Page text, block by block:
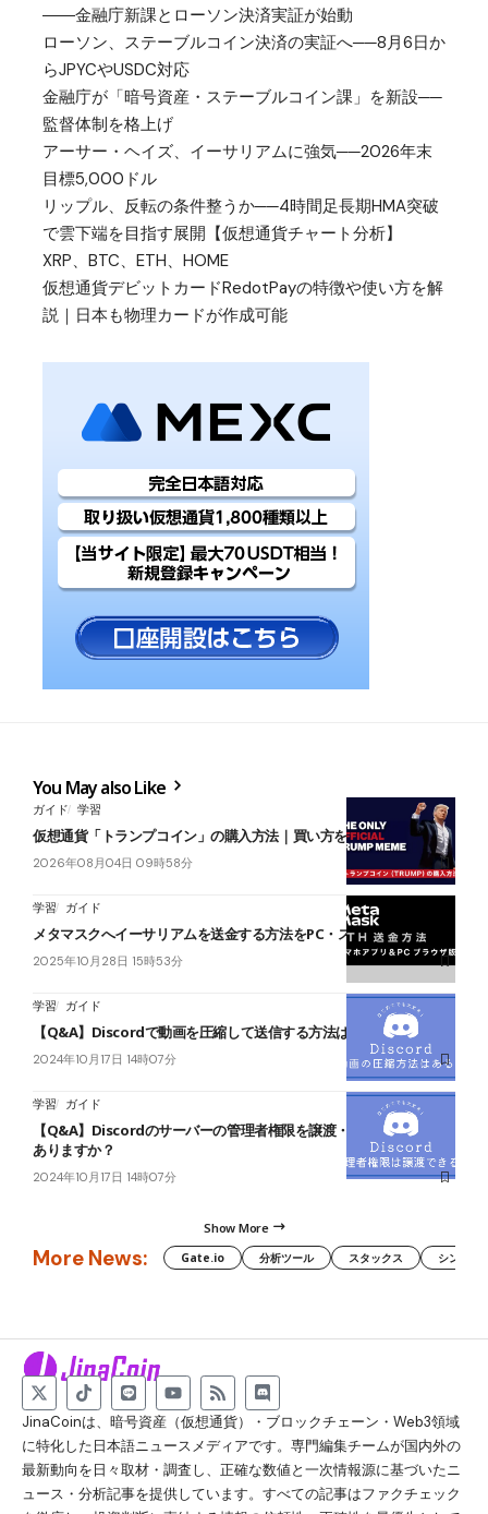
――金融庁新課とローソン決済実証が始動
ローソン、ステーブルコイン決済の実証へ──8月6日か
らJPYCやUSDC対応
金融庁が「暗号資産・ステーブルコイン課」を新設──
監督体制を格上げ
アーサー・ヘイズ、イーサリアムに強気──2026年末
目標5,000ドル
リップル、反転の条件整うか──4時間足長期HMA突破
で雲下端を目指す展開【仮想通貨チャート分析】
XRP、BTC、ETH、HOME
仮想通貨デビットカードRedotPayの特徴や使い方を解
説｜日本も物理カードが作成可能
You May also Like
ガイド 学習
仮想通貨「トランプコイン」の購入方法｜買い方を解説
2026年08月04日 09時58分
学習 ガイド
メタマスクへイーサリアムを送金する方法をPC・スマホ版で解説！
2025年10月28日 15時53分
学習 ガイド
【Q&A】Discordで動画を圧縮して送信する方法はありますか？
2024年10月17日 14時07分
学習 ガイド
【Q&A】Discordのサーバーの管理者権限を譲渡・付与する方法は
ありますか？
2024年10月17日 14時07分
Show More
More News: Gate.io 分析ツール スタックス シンボル
JinaCoinは、暗号資産（仮想通貨）・ブロックチェーン・Web3領域
に特化した日本語ニュースメディアです。専門編集チームが国内外の
最新動向を日々取材・調査し、正確な数値と一次情報源に基づいたニ
ュース・分析記事を提供しています。すべての記事はファクチェック